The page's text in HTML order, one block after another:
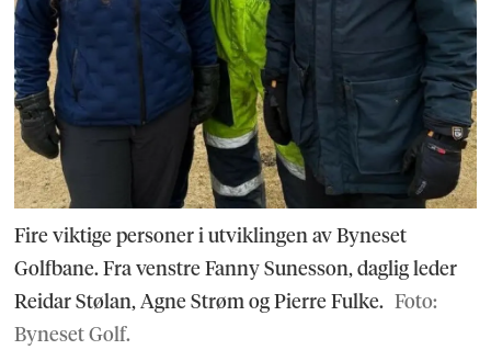
Fire viktige personer i utviklingen av Byneset
Golfbane. Fra venstre Fanny Sunesson, daglig leder
Reidar Stølan, Agne Strøm og Pierre Fulke. Foto:
Byneset Golf.